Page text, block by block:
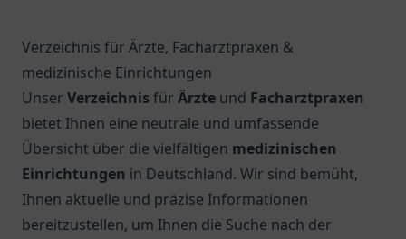
Verzeichnis für Ärzte, Facharztpraxen &
medizinische Einrichtungen
Unser Verzeichnis für Ärzte und Facharztpraxen
bietet Ihnen eine neutrale und umfassende
Übersicht über die vielfältigen medizinischen
Einrichtungen in Deutschland. Wir sind bemüht,
Ihnen aktuelle und präzise Informationen
bereitzustellen, um Ihnen die Suche nach der